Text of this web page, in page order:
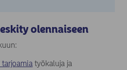
olennaiseen
(opens in new window)
työkaluja ja